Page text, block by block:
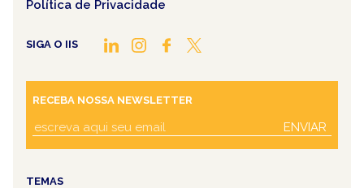
Política de Privacidade
SIGA O IIS
RECEBA NOSSA NEWSLETTER
ENVIAR
TEMAS